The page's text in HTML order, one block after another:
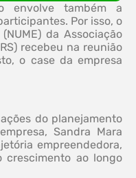
envolve também a
Por isso, o
da Associação
recebeu na reunião
o case da empresa
do planejamento
Sandra Mara
empreendedora,
ao longo